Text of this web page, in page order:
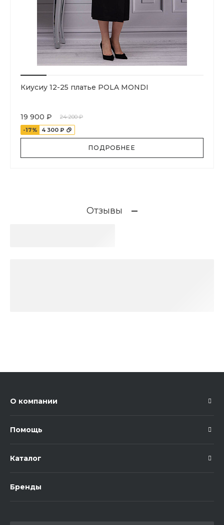
Киусиу 12-25 платье POLA MONDI
19 900 ₽
24 200 ₽
-17%
4 300 ₽
ПОДРОБНЕЕ
Отзывы
О компании
Помощь
Каталог
Бренды